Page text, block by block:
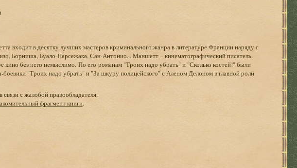
входит в десятку лучших мастеров криминального жанра в литературе Франции наряду с
Борниша, Буало-Нарсежака, Сан-Антонио... Маншетт – кинематографический писатель.
кино без него немыслимо. По его романам "Троих надо убрать" и "Сколько костей!" были
"Троих надо убрать" и "За шкуру полицейского" с Аленом Делоном в главной роли
связи с жалобой правообладателя.
фрагмент книги.